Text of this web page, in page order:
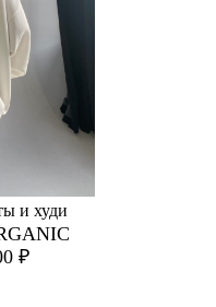
и худи
₽